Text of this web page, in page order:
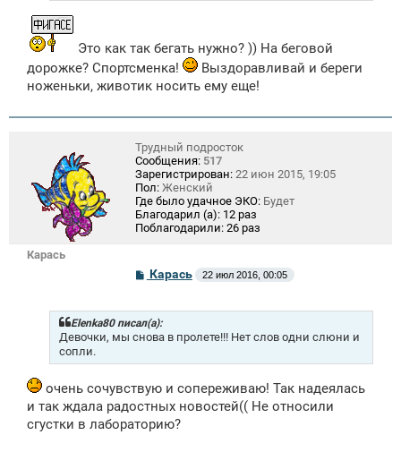
Это как так бегать нужно? )) На беговой
дорожке? Спортсменка!
Выздоравливай и береги
ноженьки, животик носить ему еще!
Карась
Трудный подросток
Сообщения: 517
Зарегистрирован: 22 июн 2015, 19:05
Пол: Женский
Где было удачное ЭКО: Будет
Благодарил (а): 12 раз
Поблагодарили: 26 раз
С
о
б
щ
е
Карась 22 июл 2016, 00:05
Elenka80 писал(а):
Девочки, мы снова в пролете!!! Нет слов одни слюни и
сопли.
очень сочувствую и сопереживаю! Так надеялась
и так ждала радостных новостей(( Не относили
сгустки в лабораторию?